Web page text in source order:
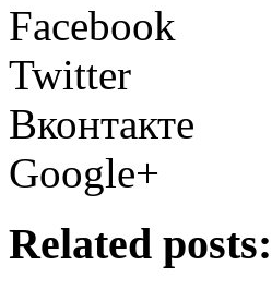
Facebook
Twitter
Вконтакте
Google+
Related posts: